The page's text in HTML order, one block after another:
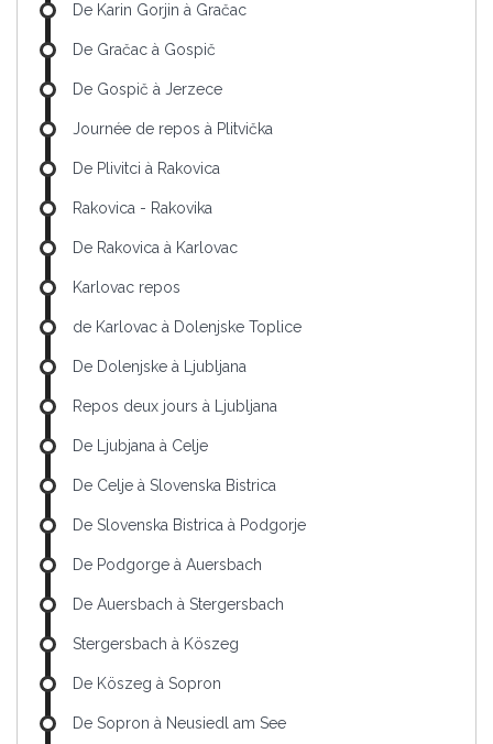
De Karin Gorjin à Gračac
De Gračac à Gospič
De Gospič à Jerzece
Journée de repos à Plitvička
De Plivitci à Rakovica
Rakovica - Rakovika
De Rakovica à Karlovac
Karlovac repos
de Karlovac à Dolenjske Toplice
De Dolenjske à Ljubljana
Repos deux jours à Ljubljana
De Ljubjana à Celje
De Celje à Slovenska Bistrica
De Slovenska Bistrica à Podgorje
De Podgorge à Auersbach
De Auersbach à Stergersbach
Stergersbach à Köszeg
De Köszeg à Sopron
De Sopron à Neusiedl am See